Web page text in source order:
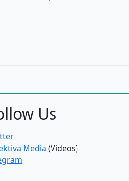
Us
Media (Videos)